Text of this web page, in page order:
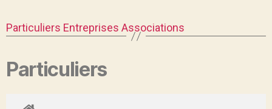
Particuliers Entreprises Associations
Particuliers